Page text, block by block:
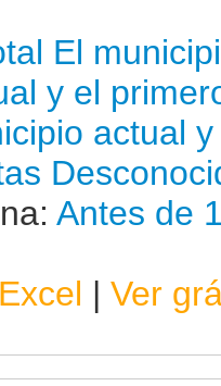
El
y el
actual
Antes de
| Ver